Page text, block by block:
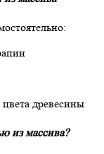
древесины
из массива?